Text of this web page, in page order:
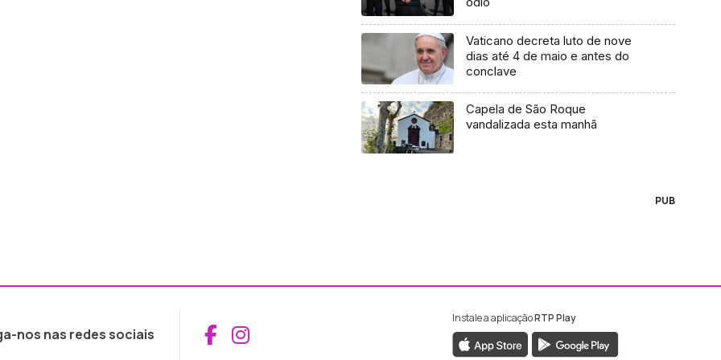
Vaticano decreta luto de nove
dias até 4 de maio e antes do
conclave
Capela de São Roque
vandalizada esta manhã
PUB
nos nas redes sociais Aceder ao Facebook da RTP Madeira
Aceder ao Instagram da RTP Madeira
Instale a aplicaçãoRTP Play